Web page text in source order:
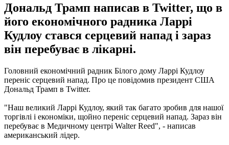
Дональд Трамп написав в Twitter, що в
його економічного радника Ларрі
Кудлоу стався серцевий напад і зараз
він перебуває в лікарні.
Головний економічний радник Білого дому Ларрі Кудлоу
переніс серцевий напад. Про це повідомив президент США
Дональд Трамп в Twitter.
"Наш великий Ларрі Кудлоу, який так багато зробив для нашої
торгівлі і економіки, щойно переніс серцевий напад. Зараз він
перебуває в Медичному центрі Walter Reed", - написав
американський лідер.